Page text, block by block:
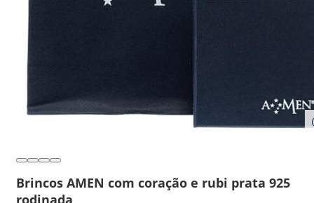
Brincos AMEN com coração e rubi prata 925
rodinada